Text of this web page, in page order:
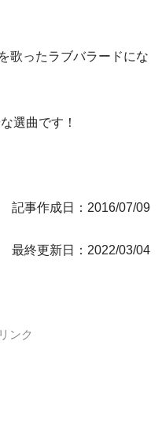
歌ったラブバラードにな
選曲です！
記事作成日：2016/07/09
最終更新日：2022/03/04
ンク